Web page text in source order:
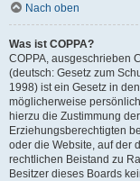
Nach oben
Was ist COPPA?
COPPA, ausgeschrieben
(deutsch: Gesetz zum
1998) ist ein Gesetz in
möglicherweise
hierzu die Zustimmung
Erziehungsberechtigten
oder die Website, auf der
rechtlichen Beistand zu
Besitzer dieses Boards